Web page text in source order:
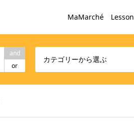
MaMarché Lesson
and
or
カテゴリーから選ぶ